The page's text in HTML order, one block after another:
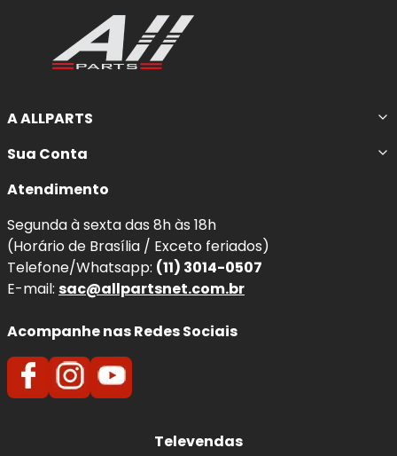
A ALLPARTS
Sua Conta
Atendimento
Segunda à sexta das 8h às 18h
(Horário de Brasília / Exceto feriados)
Telefone/Whatsapp: (11) 3014-0507
E-mail: sac@allpartsnet.com.br
Acompanhe nas Redes Sociais
Televendas